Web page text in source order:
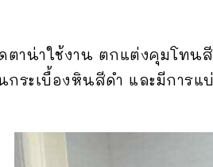
ตาน่าใช้งาน ตกแต่งคุมโทน
ระเบื้องหินสีดำ และมีการแ